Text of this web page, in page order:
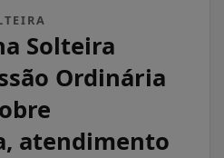
Solteira
Ordinária
atendimento